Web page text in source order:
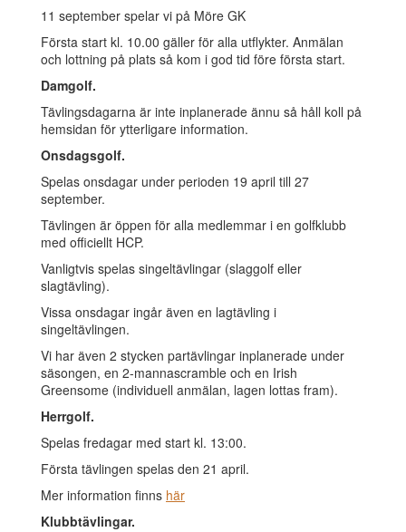
11 september spelar vi på Möre GK
Första start kl. 10.00 gäller för alla utflykter. Anmälan
och lottning på plats så kom i god tid före första start.
Damgolf.
Tävlingsdagarna är inte inplanerade ännu så håll koll på
hemsidan för ytterligare information.
Onsdagsgolf.
Spelas onsdagar under perioden 19 april till 27
september.
Tävlingen är öppen för alla medlemmar i en golfklubb
med officiellt HCP.
Vanligtvis spelas singeltävlingar (slaggolf eller
slagtävling).
Vissa onsdagar ingår även en lagtävling i
singeltävlingen.
Vi har även 2 stycken partävlingar inplanerade under
säsongen, en 2-mannascramble och en Irish
Greensome (individuell anmälan, lagen lottas fram).
Herrgolf.
Spelas fredagar med start kl. 13:00.
Första tävlingen spelas den 21 april.
Mer information finns här
Klubbtävlingar.